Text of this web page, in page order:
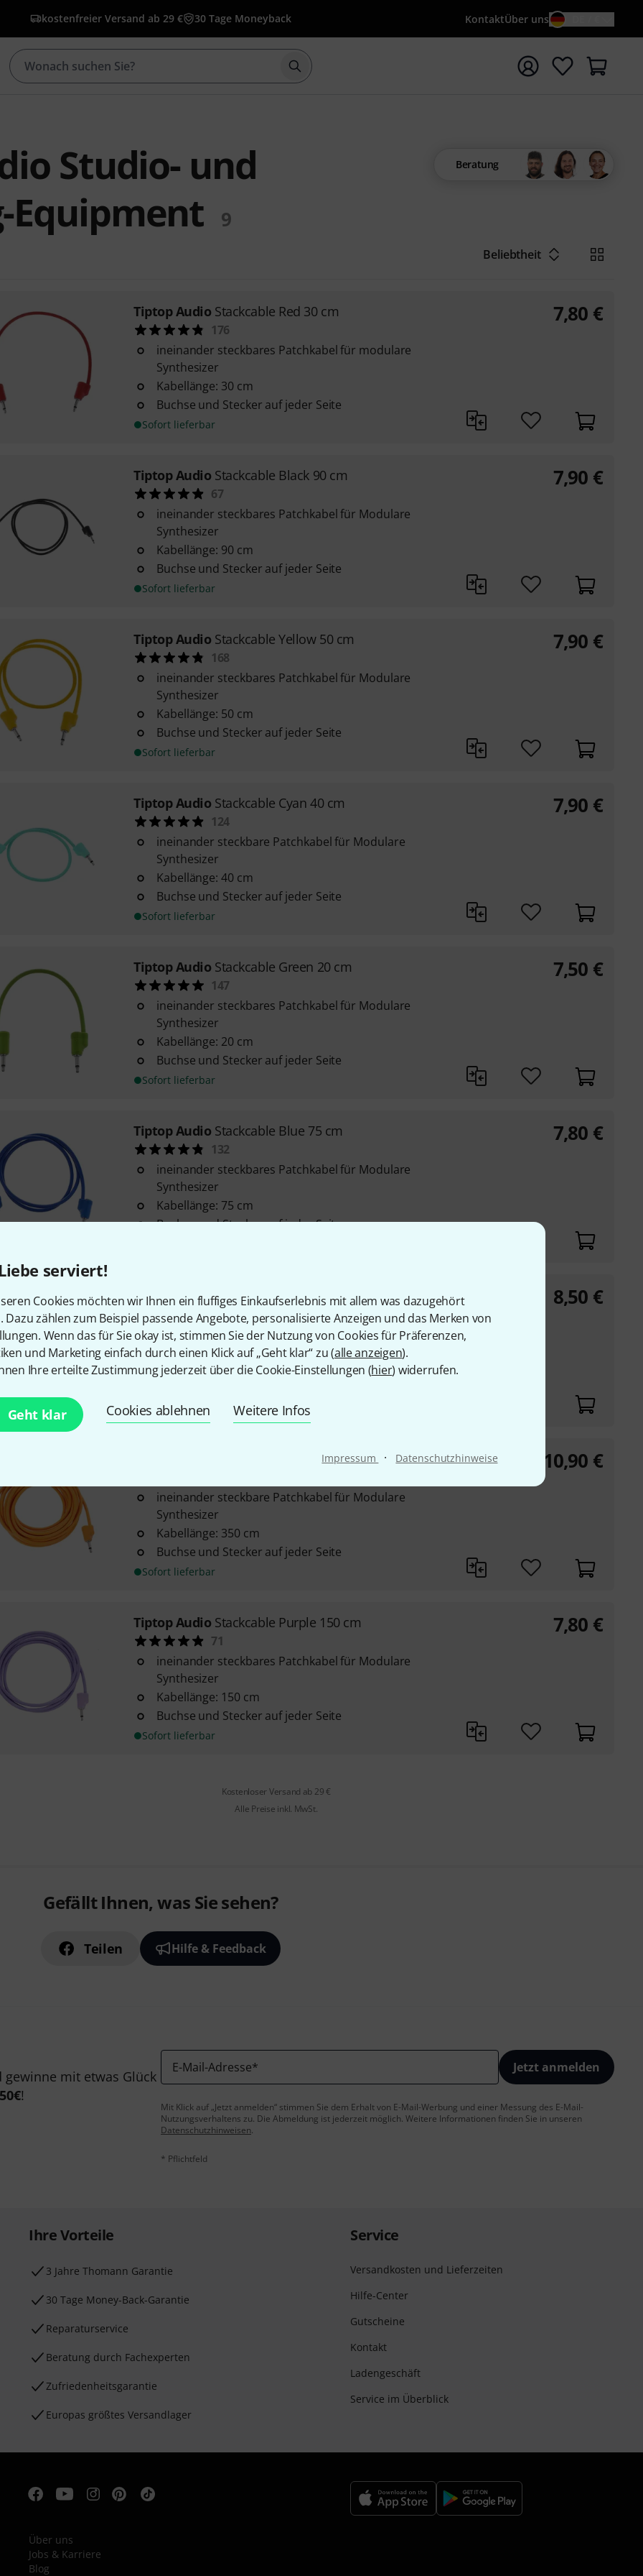
serviert!
Cookies möchten wir Ihnen ein fluffiges Einkaufserlebnis mit allem was dazugehört
Dazu zählen zum Beispiel passende Angebote, personalisierte Anzeigen und das Merken von
Wenn das für Sie okay ist, stimmen Sie der Nutzung von Cookies für Präferenzen,
und Marketing einfach durch einen Klick auf „Geht klar“ zu (alle anzeigen).
Ihre erteilte Zustimmung jederzeit über die Cookie-Einstellungen (hier) widerrufen.
Geht klar Cookies ablehnen Weitere Infos
Impressum · Datenschutzhinweise
kostenfreier Versand ab 29 € 30 Tage Moneyback KontaktÜber uns
Suche mit Suchwort {searchTerm} starten
Studio- und
Equipment
9
Beratung
Beliebtheit
Tiptop Audio Stackcable Red 30 cm
176
ineinander steckbares Patchkabel für modulare
Synthesizer
Kabellänge: 30 cm
Buchse und Stecker auf jeder Seite
Sofort lieferbar
7,80 €
Tiptop Audio Stackcable Black 90 cm
67
ineinander steckbares Patchkabel für Modulare
Synthesizer
Kabellänge: 90 cm
Buchse und Stecker auf jeder Seite
Sofort lieferbar
7,90 €
Tiptop Audio Stackcable Yellow 50 cm
168
ineinander steckbares Patchkabel für Modulare
Synthesizer
Kabellänge: 50 cm
Buchse und Stecker auf jeder Seite
Sofort lieferbar
7,90 €
Tiptop Audio Stackcable Cyan 40 cm
124
ineinander steckbare Patchkabel für Modulare
Synthesizer
Kabellänge: 40 cm
Buchse und Stecker auf jeder Seite
Sofort lieferbar
7,90 €
Tiptop Audio Stackcable Green 20 cm
147
ineinander steckbares Patchkabel für Modulare
Synthesizer
Kabellänge: 20 cm
Buchse und Stecker auf jeder Seite
Sofort lieferbar
7,50 €
Tiptop Audio Stackcable Blue 75 cm
132
ineinander steckbares Patchkabel für Modulare
Synthesizer
Kabellänge: 75 cm
Buchse und Stecker auf jeder Seite
7,80 €
Tiptop AudioStackcable Grey 250 cm
24
ineinander steckbare Patchkabel für Modulare
Synthesizer
Kabellänge: 250 cm
Sofort lieferbar
8,50 €
Stackcable Orange 350 cm
ineinander steckbare Patchkabel für Modulare
Synthesizer
Kabellänge: 350 cm
Buchse und Stecker auf jeder Seite
Sofort lieferbar
10,90 €
Tiptop Audio Stackcable Purple 150 cm
71
ineinander steckbares Patchkabel für Modulare
Synthesizer
Kabellänge: 150 cm
Buchse und Stecker auf jeder Seite
Sofort lieferbar
7,80 €
Kostenloser Versand ab 29 €
Alle Preise inkl. MwSt.
Gefällt Ihnen, was Sie sehen?
Teilen Hilfe & Feedback
mit etwas Glück
50€!
E-Mail-Adresse* Jetzt anmelden
Mit Klick auf „Jetzt anmelden“ stimmen Sie dem Erhalt von E-Mail-Werbung und einer Messung des E-Mail-
Nutzungsverhaltens zu. Die Abmeldung ist jederzeit möglich. Weitere Informationen finden Sie in unseren
Datenschutzhinweisen.
* Pflichtfeld
Ihre Vorteile
3 Jahre Thomann Garantie
30 Tage Money-Back-Garantie
Reparaturservice
Beratung durch Fachexperten
Zufriedenheitsgarantie
Europas größtes Versandlager
Service
Versandkosten und Lieferzeiten
Hilfe-Center
Gutscheine
Kontakt
Ladengeschäft
Service im Überblick
Über uns
Jobs & Karriere
Blog